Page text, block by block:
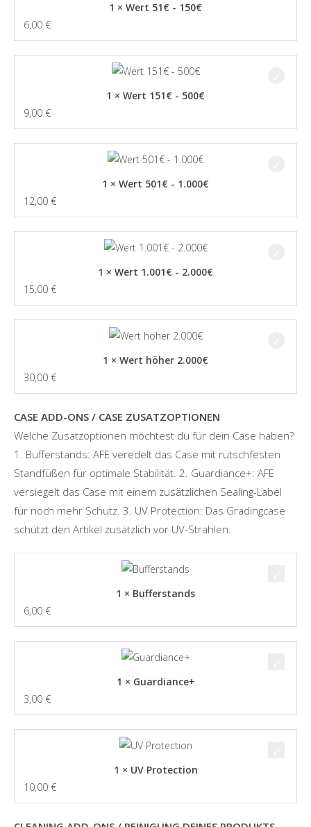
1 × Wert 51€ - 150€
6,00 €
1 × Wert 151€ - 500€
9,00 €
1 × Wert 501€ - 1.000€
12,00 €
1 × Wert 1.001€ - 2.000€
15,00 €
1 × Wert höher 2.000€
30,00 €
CASE ADD-ONS / CASE ZUSATZOPTIONEN
Welche Zusatzoptionen möchtest du für dein Case haben?
1. Bufferstands: AFE veredelt das Case mit rutschfesten
Standfüßen für optimale Stabilität. 2. Guardiance+: AFE
versiegelt das Case mit einem zusätzlichen Sealing-Label
für noch mehr Schutz. 3. UV Protection: Das Gradingcase
schützt den Artikel zusätzlich vor UV-Strahlen.
1 × Bufferstands
6,00 €
1 × Guardiance+
3,00 €
1 × UV Protection
10,00 €